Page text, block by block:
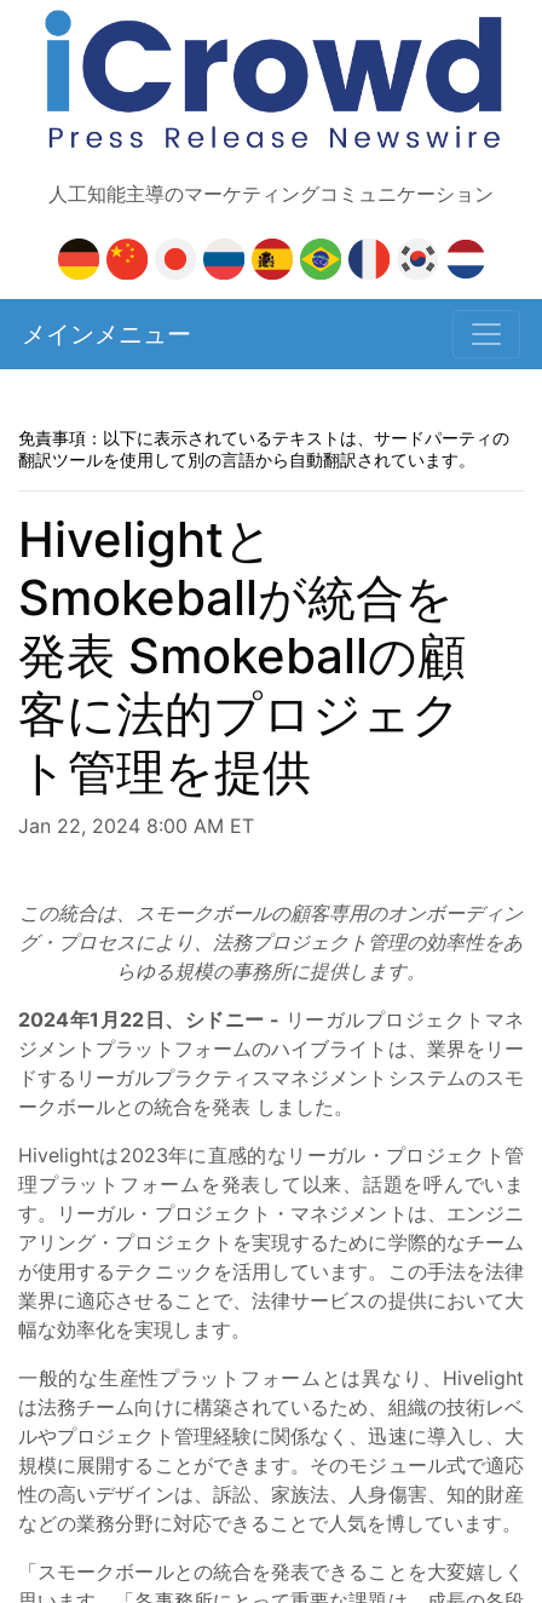
人工知能主導のマーケティングコミュニケーション
メインメニュー
免責事項：以下に表示されているテキストは、サードパーティの
翻訳ツールを使用して別の言語から自動翻訳されています。
Hivelightと
Smokeballが統合を
発表 Smokeballの顧
客に法的プロジェク
ト管理を提供
Jan 22, 2024 8:00 AM ET
この統合は、スモークボールの顧客専用のオンボーディン
グ・プロセスにより、法務プロジェクト管理の効率性をあ
らゆる規模の事務所に提供します。
2024年1月22日、シドニー - リーガルプロジェクトマネ
ジメントプラットフォームのハイブライトは、業界をリー
ドするリーガルプラクティスマネジメントシステムのスモ
ークボールとの統合を発表 しました。
Hivelightは2023年に直感的なリーガル・プロジェクト管
理プラットフォームを発表して以来、話題を呼んでいま
す。リーガル・プロジェクト・マネジメントは、エンジニ
アリング・プロジェクトを実現するために学際的なチーム
が使用するテクニックを活用しています。この手法を法律
業界に適応させることで、法律サービスの提供において大
幅な効率化を実現します。
一般的な生産性プラットフォームとは異なり、Hivelight
は法務チーム向けに構築されているため、組織の技術レベ
ルやプロジェクト管理経験に関係なく、迅速に導入し、大
規模に展開することができます。そのモジュール式で適応
性の高いデザインは、訴訟、家族法、人身傷害、知的財産
などの業務分野に対応できることで人気を博しています。
「スモークボールとの統合を発表できることを大変嬉しく